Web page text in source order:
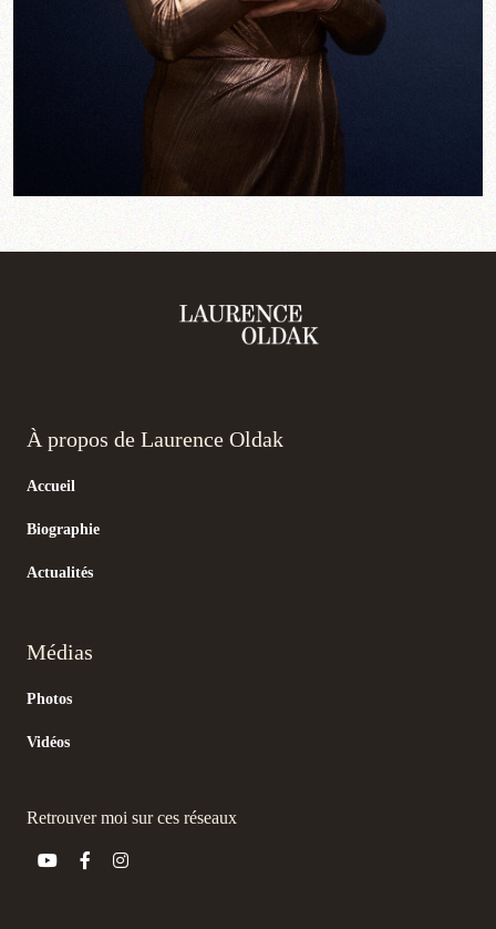
À propos de Laurence Oldak
Accueil
Biographie
Actualités
Médias
Photos
Vidéos
Retrouver moi sur ces réseaux